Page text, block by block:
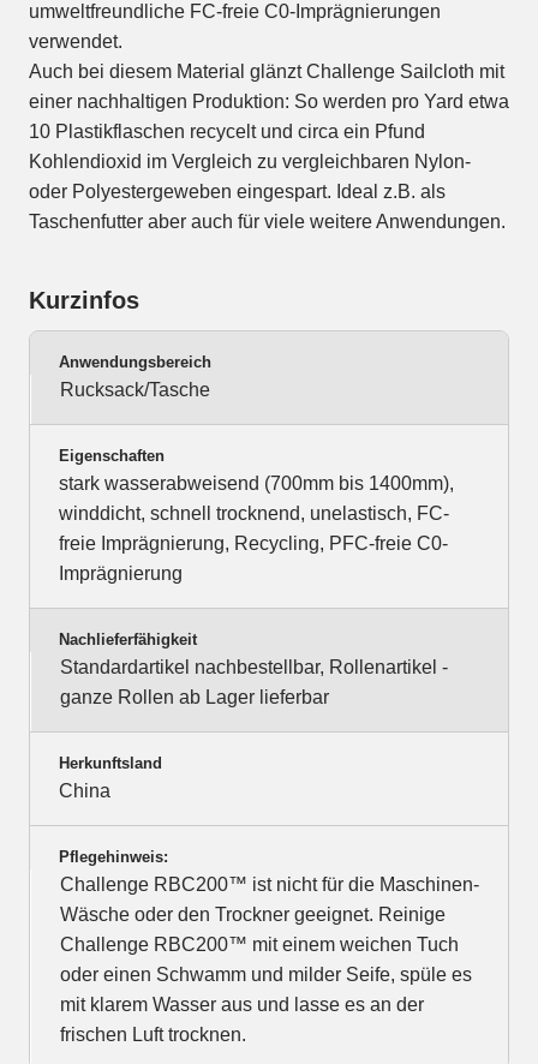
umweltfreundliche FC-freie C0-Imprägnierungen
verwendet.
Auch bei diesem Material glänzt Challenge Sailcloth mit
einer nachhaltigen Produktion: So werden pro Yard etwa
10 Plastikflaschen recycelt und circa ein Pfund
Kohlendioxid im Vergleich zu vergleichbaren Nylon-
oder Polyestergeweben eingespart. Ideal z.B. als
Taschenfutter aber auch für viele weitere Anwendungen.
Kurzinfos
Anwendungsbereich
Rucksack/Tasche
Eigenschaften
stark wasserabweisend (700mm bis 1400mm),
winddicht, schnell trocknend, unelastisch, FC-
freie Imprägnierung, Recycling, PFC-freie C0-
Imprägnierung
Nachlieferfähigkeit
Standardartikel nachbestellbar, Rollenartikel -
ganze Rollen ab Lager lieferbar
Herkunftsland
China
Pflegehinweis:
Challenge RBC200™ ist nicht für die Maschinen-
Wäsche oder den Trockner geeignet. Reinige
Challenge RBC200™ mit einem weichen Tuch
oder einen Schwamm und milder Seife, spüle es
mit klarem Wasser aus und lasse es an der
frischen Luft trocknen.